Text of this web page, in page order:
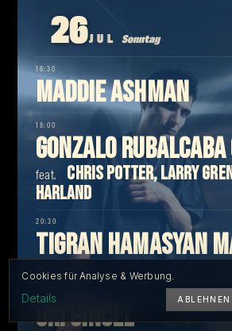
26JUL Sonntag
16:30
Maddie Ashman
18:00
Gonzalo
feat.
Chris Potter, Larry
Harland
20:30
Tigran Hamasyan
Quartet
22:30
Uri Gincel
Cookies für Analyse & Werbung.
Details ABLEHNEN